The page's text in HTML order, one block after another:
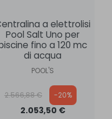
a elettrolisi
Pool Salt Uno per
fino a 120 mc
di acqua
POOL'S
Prezzo base
2.566,88 € -20%
2.053,50 €